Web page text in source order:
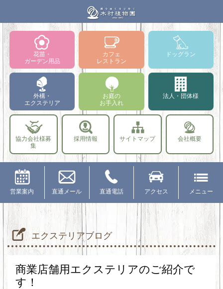
花苗・
ガーデン用品
カフェ
レストラン
ドッグラン
外構・
エクステリア
お庭の
お手入れ
法人・団体様
協力会社様募
集
採用情報 サイトマップ 会社概要
営業案内 直通メール 直通電話 アクセス メニュー
エクステリアブログ
商業店舗用エクステリアのご紹介で
す！